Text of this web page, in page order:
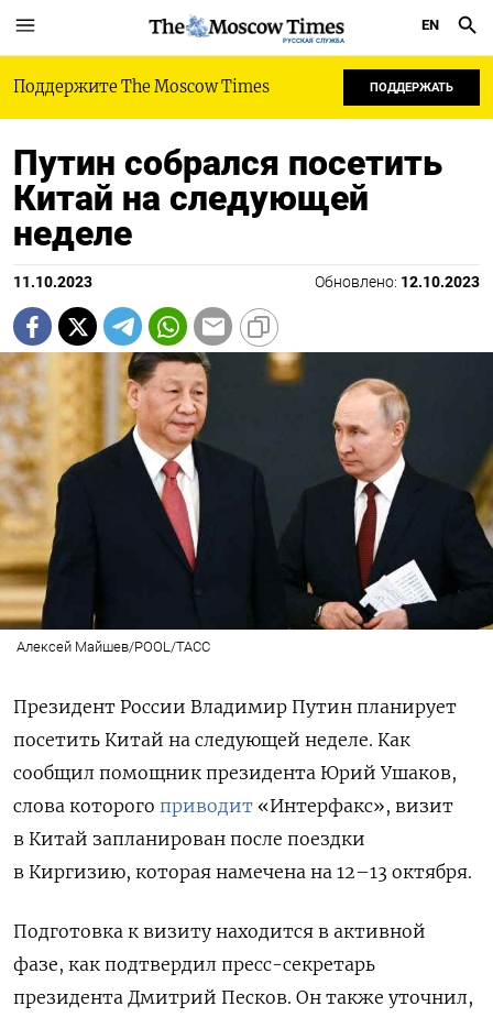
РУССКАЯ СЛУЖБА
EN
Поддержите The Moscow Times ПОДДЕРЖАТЬ
Путин собрался посетить
Китай на следующей
неделе
11.10.2023 Обновлено: 12.10.2023
Алексей Майшев/POOL/ТАСС
Президент России Владимир Путин планирует
посетить Китай на следующей неделе. Как
сообщил помощник президента Юрий Ушаков,
слова которого приводит «Интерфакс», визит
в Китай запланирован после поездки
в Киргизию, которая намечена на 12–13 октября.
Подготовка к визиту находится в активной
фазе, как подтвердил пресс-секретарь
президента Дмитрий Песков. Он также уточнил,